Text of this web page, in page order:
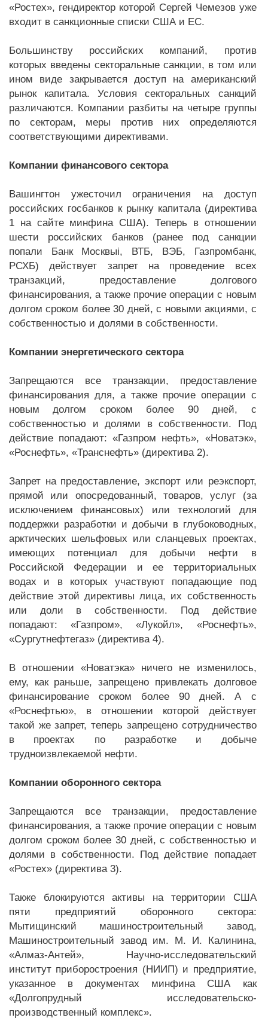
«Ростех», гендиректор которой Сергей Чемезов уже
входит в санкционные списки США и ЕС.
Большинству российских компаний, против
которых введены секторальные санкции, в том или
ином виде закрывается доступ на американский
рынок капитала. Условия секторальных санкций
различаются. Компании разбиты на четыре группы
по секторам, меры против них определяются
соответствующими директивами.
Компании финансового сектора
Вашингтон ужесточил ограничения на доступ
российских госбанков к рынку капитала (директива
1 на сайте минфина США). Теперь в отношении
шести российских банков (ранее под санкции
попали Банк Москвыi, ВТБ, ВЭБ, Газпромбанк,
РСХБ) действует запрет на проведение всех
транзакций, предоставление долгового
финансирования, а также прочие операции с новым
долгом сроком более 30 дней, с новыми акциями, с
собственностью и долями в собственности.
Компании энергетического сектора
Запрещаются все транзакции, предоставление
финансирования для, а также прочие операции с
новым долгом сроком более 90 дней, с
собственностью и долями в собственности. Под
действие попадают: «Газпром нефть», «Новатэк»,
«Роснефть», «Транснефть» (директива 2).
Запрет на предоставление, экспорт или реэкспорт,
прямой или опосредованный, товаров, услуг (за
исключением финансовых) или технологий для
поддержки разработки и добычи в глубоководных,
арктических шельфовых или сланцевых проектах,
имеющих потенциал для добычи нефти в
Российской Федерации и ее территориальных
водах и в которых участвуют попадающие под
действие этой директивы лица, их собственность
или доли в собственности. Под действие
попадают: «Газпром», «Лукойл», «Роснефть»,
«Сургутнефтегаз» (директива 4).
В отношении «Новатэка» ничего не изменилось,
ему, как раньше, запрещено привлекать долговое
финансирование сроком более 90 дней. А с
«Роснефтью», в отношении которой действует
такой же запрет, теперь запрещено сотрудничество
в проектах по разработке и добыче
трудноизвлекаемой нефти.
Компании оборонного сектора
Запрещаются все транзакции, предоставление
финансирования, а также прочие операции с новым
долгом сроком более 30 дней, с собственностью и
долями в собственности. Под действие попадает
«Ростех» (директива 3).
Также блокируются активы на территории США
пяти предприятий оборонного сектора:
Мытищинский машиностроительный завод,
Машиностроительный завод им. М. И. Калинина,
«Алмаз-Антей», Научно-исследовательский
институт приборостроения (НИИП) и предприятие,
указанное в документах минфина США как
«Долгопрудный исследовательско-
производственный комплекс».